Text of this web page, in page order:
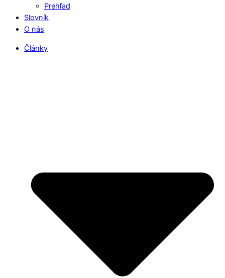
Prehľad
Slovník
O nás
Články